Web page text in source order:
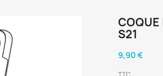
COQUE
S21
9,90 €